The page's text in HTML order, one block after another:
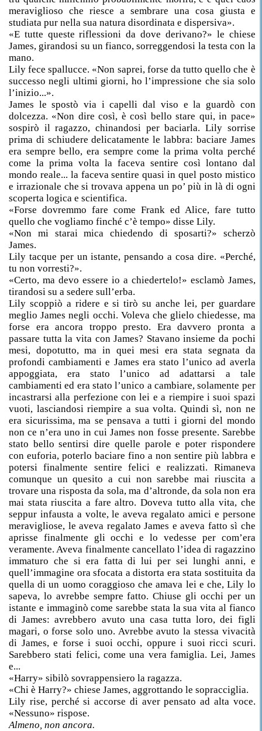
meraviglioso che riesce a sembrare una cosa giusta e
studiata pur nella sua natura disordinata e dispersiva».
«E tutte queste riflessioni da dove derivano?» le chiese
James, girandosi su un fianco, sorreggendosi la testa con la
mano.
Lily fece spallucce. «Non saprei, forse da tutto quello che è
successo negli ultimi giorni, ho l’impressione che sia solo
l’inizio...».
James le spostò via i capelli dal viso e la guardò con
dolcezza. «Non dire così, è così bello stare qui, in pace»
sospirò il ragazzo, chinandosi per baciarla. Lily sorrise
prima di schiudere delicatamente le labbra: baciare James
era sempre bello, era sempre come la prima volta perché
come la prima volta la faceva sentire così lontano dal
mondo reale... la faceva sentire quasi in quel posto mistico
e irrazionale che si trovava appena un po’ più in là di ogni
scoperta logica e scientifica.
«Forse dovremmo fare come Frank ed Alice, fare tutto
quello che vogliamo finché c’è tempo» disse Lily.
«Non mi starai mica chiedendo di sposarti?» scherzò
James.
Lily tacque per un istante, pensando a cosa dire. «Perché,
tu non vorresti?».
«Certo, ma devo essere io a chiedertelo!» esclamò James,
tirandosi su a sedere sull’erba.
Lily scoppiò a ridere e si tirò su anche lei, per guardare
meglio James negli occhi. Voleva che glielo chiedesse, ma
forse era ancora troppo presto. Era davvero pronta a
passare tutta la vita con James? Stavano insieme da pochi
mesi, dopotutto, ma in quei mesi era stata segnata da
profondi cambiamenti e James era stato l’unico ad averla
appoggiata, era stato l’unico ad adattarsi a tale
cambiamenti ed era stato l’unico a cambiare, solamente per
incastrarsi alla perfezione con lei e a riempire i suoi spazi
vuoti, lasciandosi riempire a sua volta. Quindi sì, non ne
era sicurissima, ma se pensava a tutti i giorni del mondo
non ce n’era uno in cui James non fosse presente. Sarebbe
stato bello sentirsi dire quelle parole e poter rispondere
con euforia, poterlo baciare fino a non sentire più labbra e
potersi finalmente sentire felici e realizzati. Rimaneva
comunque un quesito a cui non sarebbe mai riuscita a
trovare una risposta da sola, ma d’altronde, da sola non era
mai stata riuscita a fare altro. Doveva tutto alla vita, che
seppur infausta a volte, le aveva regalato amici e persone
meravigliose, le aveva regalato James e aveva fatto sì che
aprisse finalmente gli occhi e lo vedesse per com’era
veramente. Aveva finalmente cancellato l’idea di ragazzino
immaturo che si era fatta di lui per sei lunghi anni, e
quell’immagine ora sfocata a distorta era stata sostituita da
quella di un uomo coraggioso che amava lei e che, Lily lo
sapeva, lo avrebbe sempre fatto. Chiuse gli occhi per un
istante e immaginò come sarebbe stata la sua vita al fianco
di James: avrebbero avuto una casa tutta loro, dei figli
magari, o forse solo uno. Avrebbe avuto la stessa vivacità
di James, e forse i suoi occhi, oppure i suoi ricci scuri.
Sarebbero stati felici, come una vera famiglia. Lei, James
e...
«Harry» sibilò sovrappensiero la ragazza.
«Chi è Harry?» chiese James, aggrottando le sopracciglia.
Lily rise, perché si accorse di aver pensato ad alta voce.
«Nessuno» rispose.
Almeno, non ancora.